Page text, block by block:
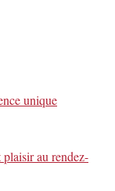
unique
au rendez-